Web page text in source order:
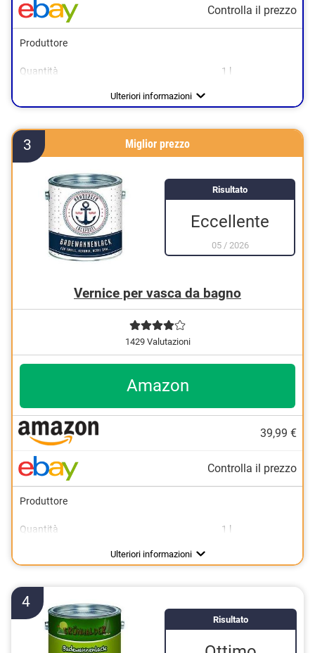
Controlla il prezzo
Produttore
Quantità
1 l
Beige
Bianco
Ulteriori informazioni
3 Miglior prezzo
Risultato
Eccellente
05/ 2026
Vernice per vasca da bagno
1429 Valutazioni
Amazon
39,99 €
Controlla il prezzo
Produttore
Quantità
1 l
Ulteriori informazioni
4
Risultato